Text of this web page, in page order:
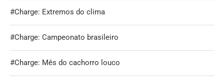
#Charge: Extremos do clima
#Charge: Campeonato brasileiro
#Charge: Mês do cachorro louco